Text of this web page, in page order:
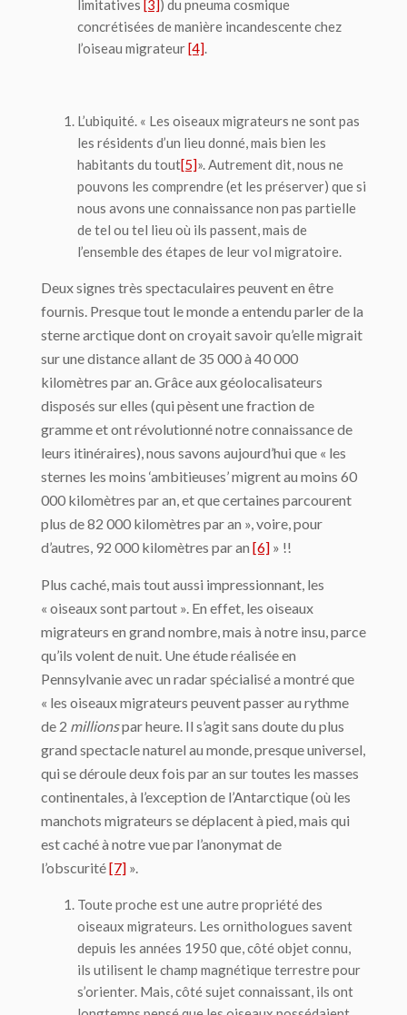
limitatives [3]) du pneuma cosmique
concrétisées de manière incandescente chez
l’oiseau migrateur[4].
L’ubiquité. « Les oiseaux migrateurs ne sont pas
les résidents d’un lieu donné, mais bien les
habitants du tout[5]». Autrement dit, nous ne
pouvons les comprendre (et les préserver) que si
nous avons une connaissance non pas partielle
de tel ou tel lieu où ils passent, mais de
l’ensemble des étapes de leur vol migratoire.
Deux signes très spectaculaires peuvent en être
fournis. Presque tout le monde a entendu parler de la
sterne arctique dont on croyait savoir qu’elle migrait
sur une distance allant de 35 000 à 40 000
kilomètres par an. Grâce aux géolocalisateurs
disposés sur elles (qui pèsent une fraction de
gramme et ont révolutionné notre connaissance de
leurs itinéraires), nous savons aujourd’hui que « les
sternes les moins ‘ambitieuses’ migrent au moins 60
000 kilomètres par an, et que certaines parcourent
plus de 82 000 kilomètres par an », voire, pour
d’autres, 92 000 kilomètres par an [6] » !!
Plus caché, mais tout aussi impressionnant, les
« oiseaux sont partout ». En effet, les oiseaux
migrateurs en grand nombre, mais à notre insu, parce
qu’ils volent de nuit. Une étude réalisée en
Pennsylvanie avec un radar spécialisé a montré que
« les oiseaux migrateurs peuvent passer au rythme
de 2 millionspar heure. Il s’agit sans doute du plus
grand spectacle naturel au monde, presque universel,
qui se déroule deux fois par an sur toutes les masses
continentales, à l’exception de l’Antarctique (où les
manchots migrateurs se déplacent à pied, mais qui
est caché à notre vue par l’anonymat de
l’obscurité[7] ».
Toute proche est une autre propriété des
oiseaux migrateurs. Les ornithologues savent
depuis les années 1950 que, côté objet connu,
ils utilisent le champ magnétique terrestre pour
s’orienter. Mais, côté sujet connaissant, ils ont